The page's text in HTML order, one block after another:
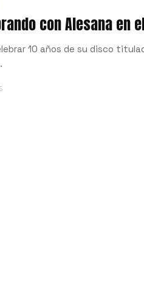
con Alesana en
10 años de su disco